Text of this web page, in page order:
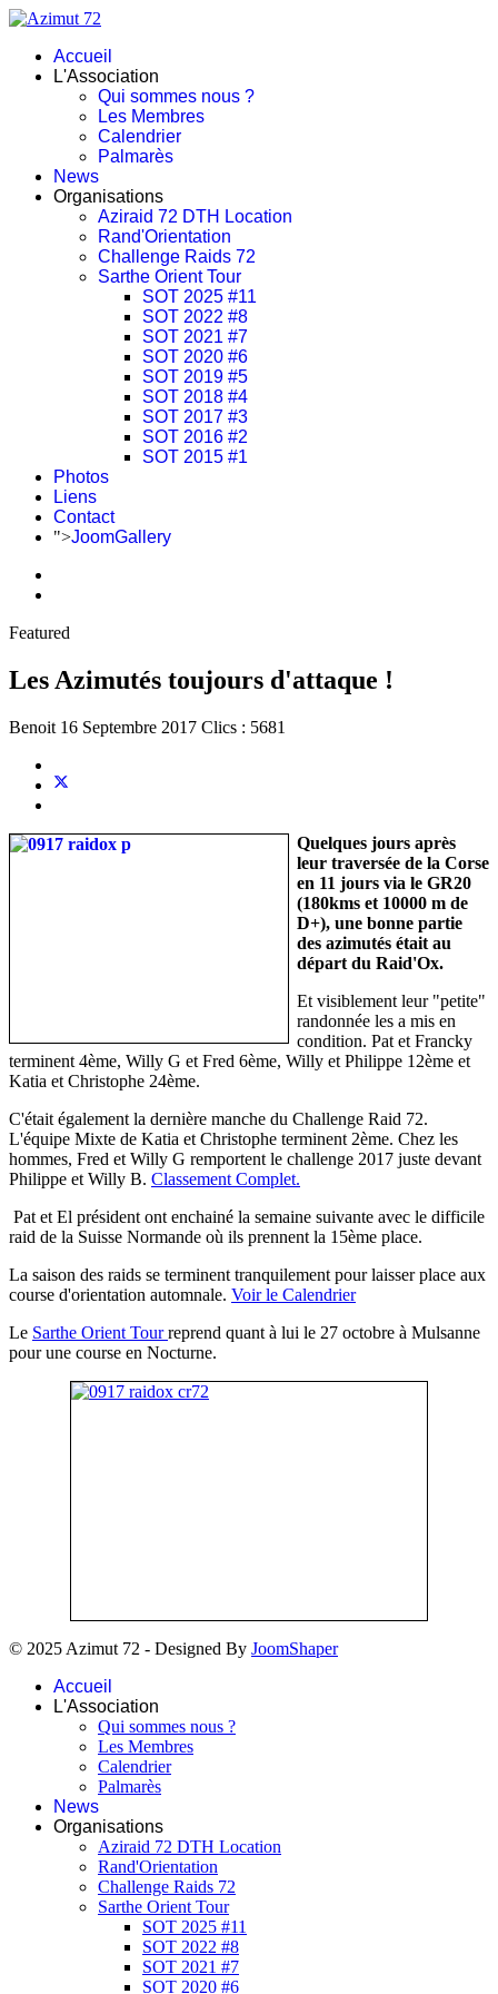
Accueil
L'Association
Qui sommes nous ?
Les Membres
Calendrier
Palmarès
News
Organisations
Aziraid 72 DTH Location
Rand'Orientation
Challenge Raids 72
Sarthe Orient Tour
SOT 2025 #11
SOT 2022 #8
SOT 2021 #7
SOT 2020 #6
SOT 2019 #5
SOT 2018 #4
SOT 2017 #3
SOT 2016 #2
SOT 2015 #1
Photos
Liens
Contact
">JoomGallery
Featured
Les Azimutés toujours d'attaque !
Benoit 16 Septembre 2017 Clics : 5681
Quelques jours après
leur traversée de la Corse
en 11 jours via le GR20
(180kms et 10000 m de
D+), une bonne partie
des azimutés était au
départ du Raid'Ox.
Et visiblement leur "petite"
randonnée les a mis en
condition. Pat et Francky
terminent 4ème, Willy G et Fred 6ème, Willy et Philippe 12ème et
Katia et Christophe 24ème.
C'était également la dernière manche du Challenge Raid 72.
L'équipe Mixte de Katia et Christophe terminent 2ème. Chez les
hommes, Fred et Willy G remportent le challenge 2017 juste devant
Philippe et Willy B. Classement Complet.
Pat et El président ont enchainé la semaine suivante avec le difficile
raid de la Suisse Normande où ils prennent la 15ème place.
La saison des raids se terminent tranquilement pour laisser place aux
course d'orientation automnale. Voir le Calendrier
Le Sarthe Orient Tourreprend quant à lui le 27 octobre à Mulsanne
pour une course en Nocturne.
© 2025 Azimut 72 - Designed By JoomShaper
Accueil
L'Association
Qui sommes nous ?
Les Membres
Calendrier
Palmarès
News
Organisations
Aziraid 72 DTH Location
Rand'Orientation
Challenge Raids 72
Sarthe Orient Tour
SOT 2025 #11
SOT 2022 #8
SOT 2021 #7
SOT 2020 #6